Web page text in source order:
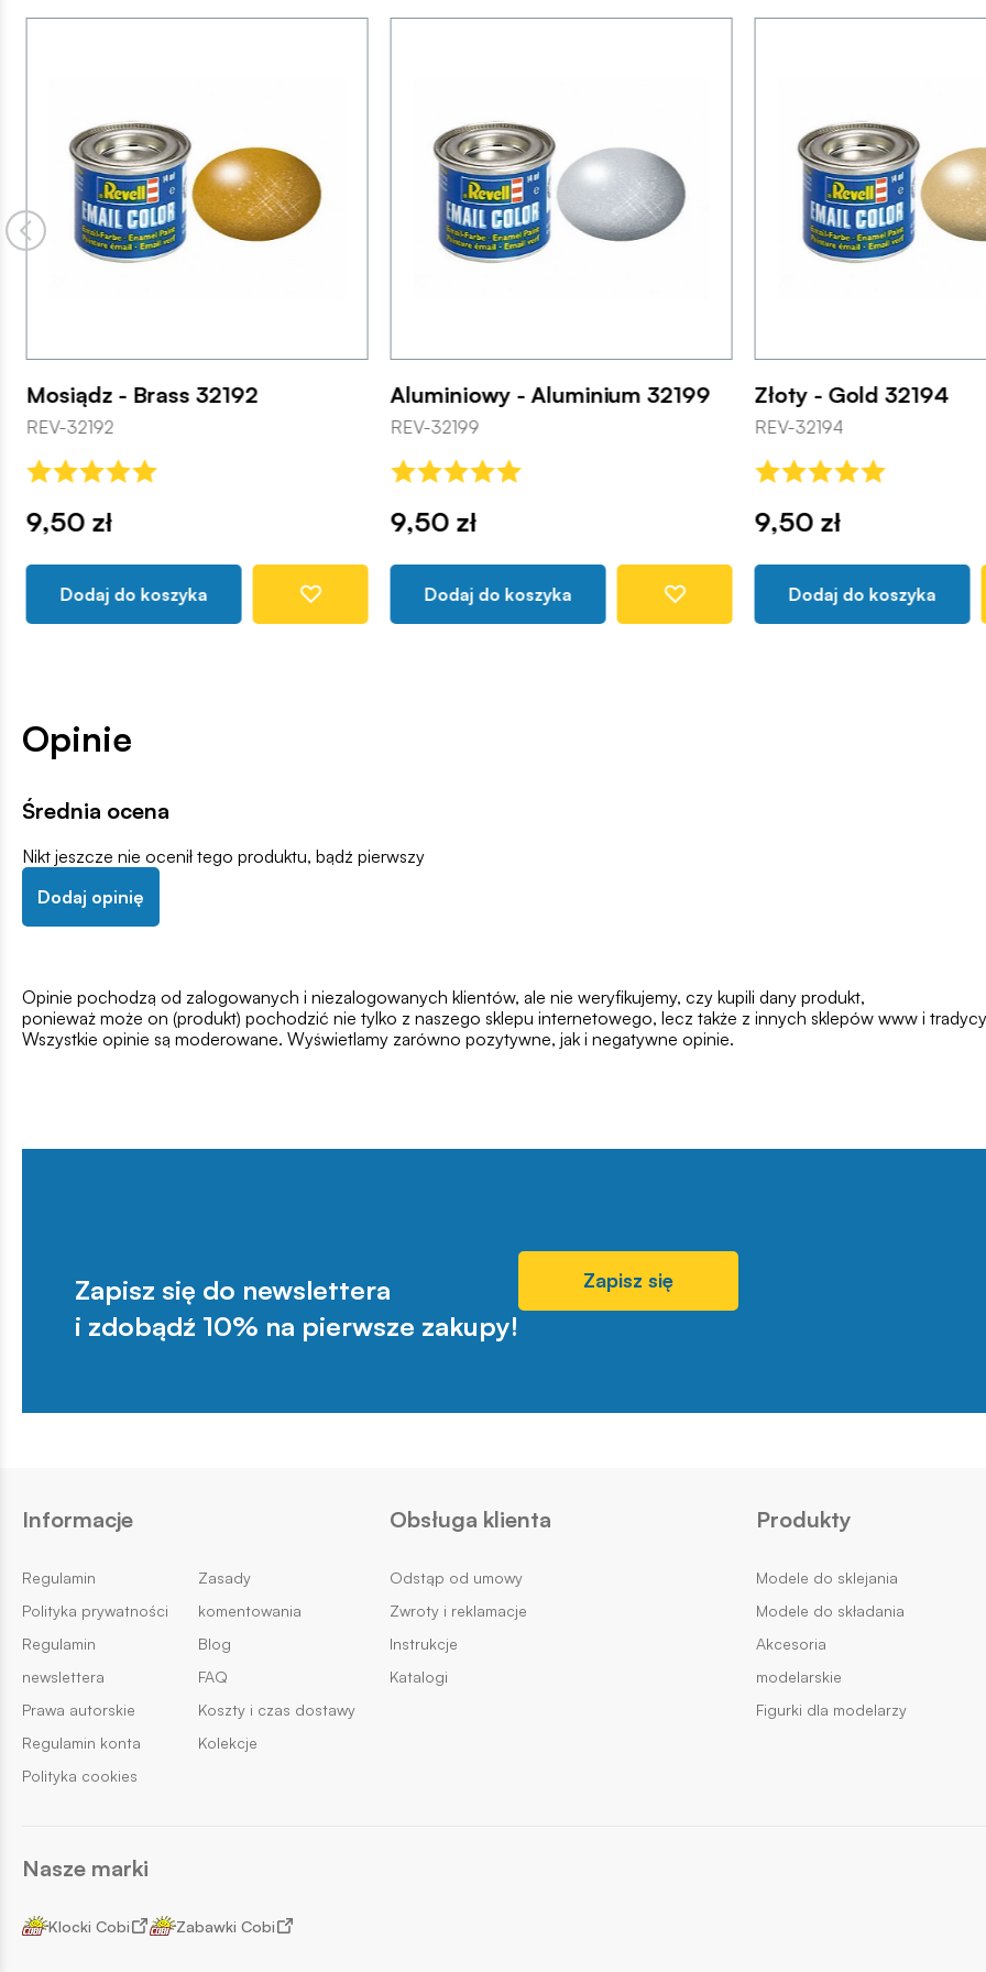
Mosiądz - Brass 32192
REV-32192
9,50 zł
Dodaj do koszyka
Aluminiowy - Aluminium 32199
REV-32199
9,50 zł
Dodaj do koszyka
Złoty - Gold 32194
REV-32194
9,50 zł
Dodaj do koszyka
Opinie
Średnia ocena
Nikt jeszcze nie ocenił tego produktu, bądź pierwszy
Dodaj opinię
Opinie pochodzą od zalogowanych i niezalogowanych klientów, ale nie weryfikujemy, czy kupili dany produkt,
ponieważ może on (produkt) pochodzić nie tylko z naszego sklepu internetowego, lecz także z innych sklepów www i
Wszystkie opinie są moderowane. Wyświetlamy zarówno pozytywne, jak i negatywne opinie.
Zapisz się do newslettera
i zdobądź 10% na pierwsze zakupy!
Zapisz się
Informacje
Regulamin
Polityka prywatności
Regulamin
newslettera
Prawa autorskie
Regulamin konta
Polityka cookies
Zasady
komentowania
Blog
FAQ
Koszty i czas dostawy
Kolekcje
Obsługa klienta
Odstąp od umowy
Zwroty i reklamacje
Instrukcje
Katalogi
Produkty
Modele do sklejania
Modele do składania
Akcesoria
modelarskie
Figurki dla modelarzy
Nasze marki
Klocki Cobi Zabawki Cobi